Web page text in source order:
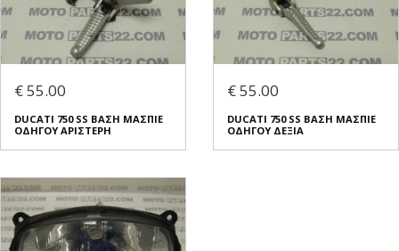
€ 55.00
DUCATI 750 SS ΒΑΣΗ ΜΑΣΠΙΕ
ΟΔΗΓΟΥ ΑΡΙΣΤΕΡΗ
€ 55.00
DUCATI 750 SS ΒΑΣΗ ΜΑΣΠΙΕ
ΟΔΗΓΟΥ ΔΕΞΙΑ